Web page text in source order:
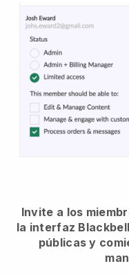
Invite a los
la interfaz
públicas y